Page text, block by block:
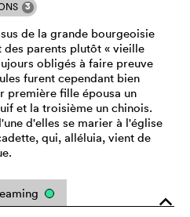
3
de la grande bourgeoisie
parents plutôt « vieille
obligés à faire preuve
furent cependant bien
première fille épousa un
et la troisième un chinois.
d'elles se marier à l'église
qui, alléluia, vient de
o